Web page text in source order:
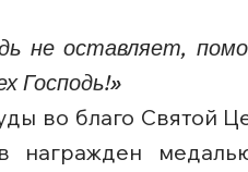
не оставляет,
Господь!»
во благо Святой